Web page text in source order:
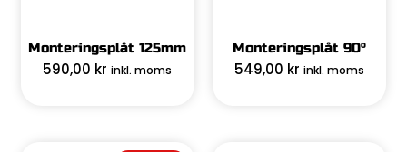
Monteringsplåt 125mm
590,00 kr inkl. moms
Monteringsplåt 90°
549,00 kr inkl. moms